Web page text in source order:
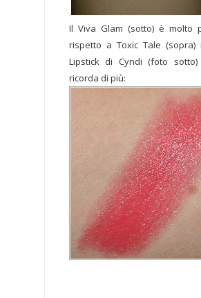
Il Viva Glam (sotto) è molto
rispetto a Toxic Tale (sopra)
Lipstick di Cyndi (foto
ricorda di più: